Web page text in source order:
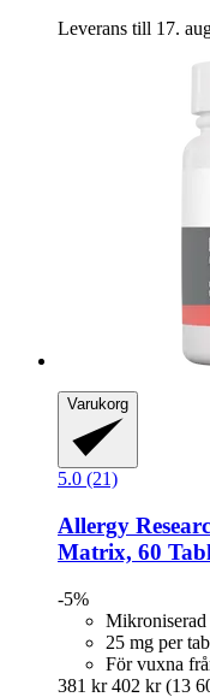
Leverans till 17.
Varukorg
5.0 (21)
Allergy
Matrix, 60
-5%
25 mg per
För vuxna
381 kr 402 kr (13